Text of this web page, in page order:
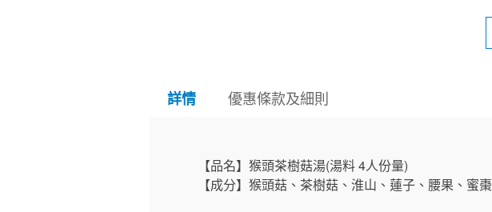
詳情 優惠條款及細則
【品名】猴頭茶樹菇湯(湯料 4人份量)
【成分】猴頭菇、茶樹菇、淮山、蓮子、腰果、蜜棗